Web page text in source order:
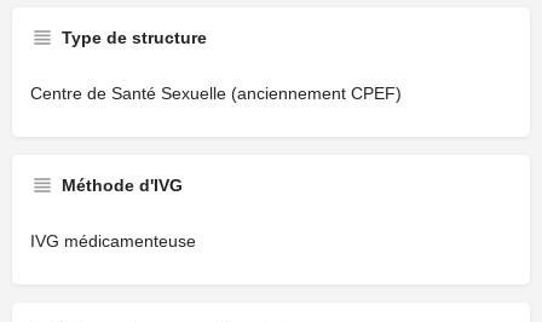
Type de structure
Centre de Santé Sexuelle (anciennement CPEF)
Méthode d'IVG
IVG médicamenteuse